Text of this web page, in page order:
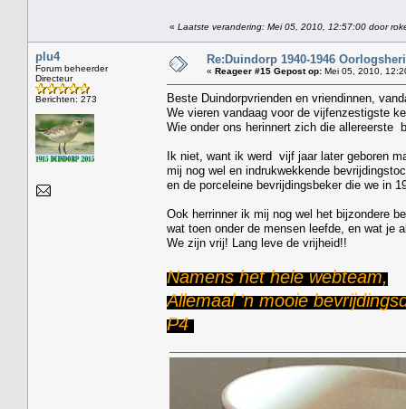
« Laatste verandering: Mei 05, 2010, 12:57:00 door
plu4
Forum beheerder
Directeur
Berichten: 273
Re:Duindorp 1940-1946
« Reageer #15 Gepost op: Mei 05, 2010,
Beste Duindorpvrienden en vriendinnen,
We vieren vandaag voor de vijfenzestigste
Wie onder ons herinnert zich die allereerste
Ik niet, want ik werd vijf jaar later geboren
mij nog wel en indrukwekkende
en de porceleine bevrijdingsbeker die we in
Ook herrinner ik mij nog wel het bijzondere
wat toen onder de mensen leefde, en wat je
We zijn vrij! Lang leve de vrijheid!!
Namens het hele webteam,
Allemaal 'n mooie
P4